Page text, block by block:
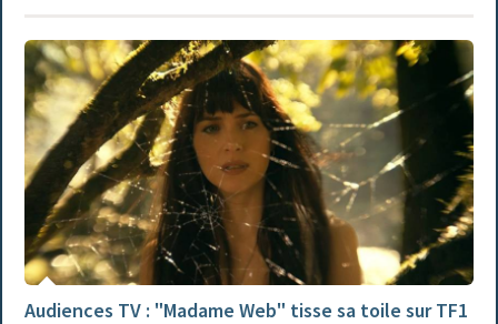
Audiences TV : "Madame Web" tisse sa toile sur TF1